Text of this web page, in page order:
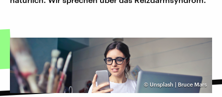
© Unsplash | Bruce Mars